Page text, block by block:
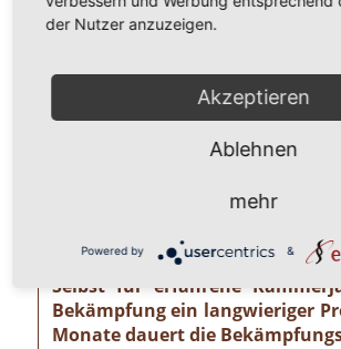
unterschätzendes
Pharaoameise gehört zu den
Ameisenarten überhaupt.
Indien beheimatet, ist sie
weltweit verbreitet. Die
verhältnismäßig klein
bernsteingelb aus. Sollten Sie
Ameise sehen, ist eine
Schädlingsbekämpfung absolut
Selbst für erfahrene
Bekämpfung ein langwieriger
Monate dauert die
der Nutzer anzuzeigen.
Akzeptieren
Ablehnen
mehr
Powered by &